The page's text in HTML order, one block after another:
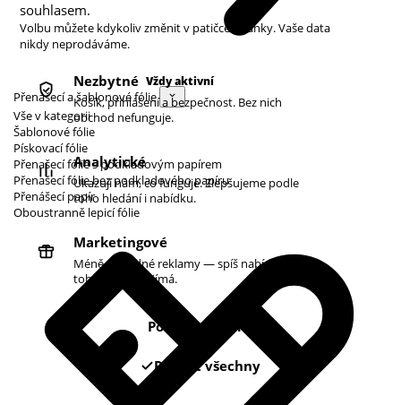
Přenášecí a šablonové fólie
Vše v kategorii
Šablonové fólie
Pískovací fólie
Přenašecí fólie s podkladovým papírem
Přenašecí fólie bez podkladového papíru
Přenášecí papír
Oboustranně lepicí fólie
souhlasem.
Volbu můžete kdykoliv změnit v patičce stránky. Vaše data
nikdy neprodáváme.
Nezbytné Vždy aktivní
Košík, přihlášení a bezpečnost. Bez nich
obchod nefunguje.
Analytické
Ukazují nám, co funguje. Zlepšujeme podle
toho hledání i nabídku.
Marketingové
Méně náhodné reklamy — spíš nabídky podle
toho, co vás zajímá.
Pouze nezbytné
Povolit všechny